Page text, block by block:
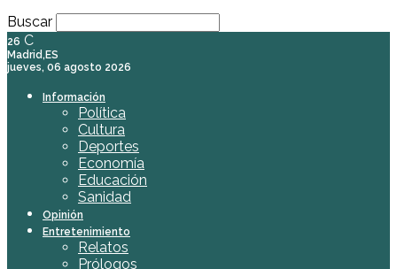
Buscar
26 C
Madrid,ES
jueves, 06 agosto 2026
Información
Política
Cultura
Deportes
Economía
Educación
Sanidad
Opinión
Entretenimiento
Relatos
Prólogos